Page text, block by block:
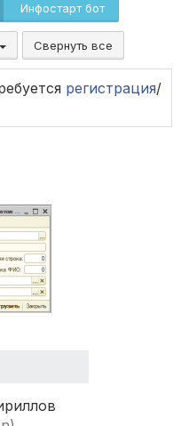
Инфостарт бот
Свернуть все
регистрация/